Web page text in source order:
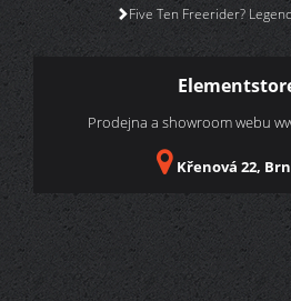
Five Ten Freerider?
Prodejna a showroom webu
Křenová 22,